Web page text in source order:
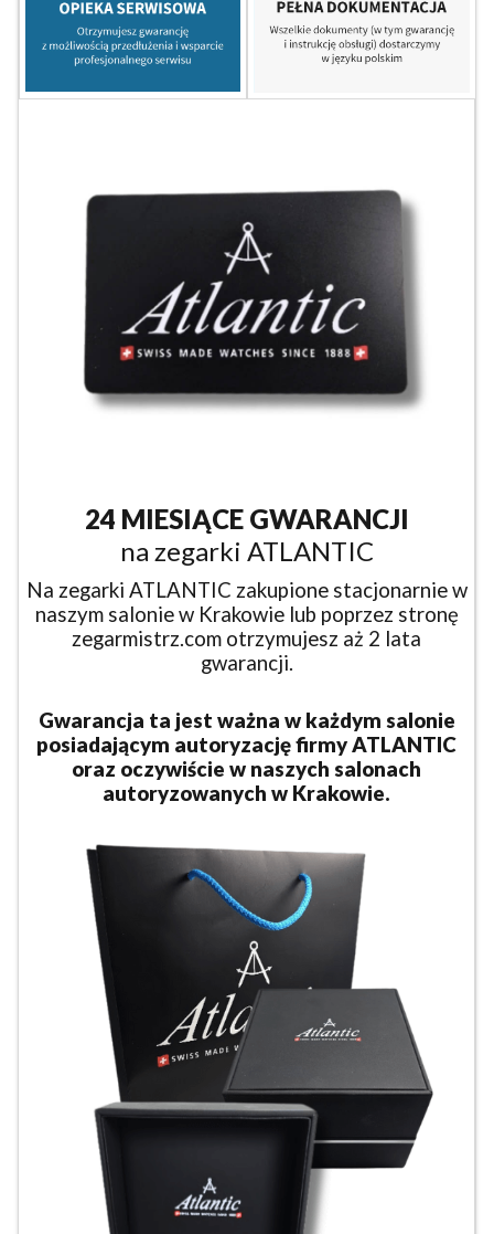
24 MIESIĄCE GWARANCJI
na zegarki ATLANTIC
Na zegarki ATLANTIC zakupione stacjonarnie w
naszym salonie w Krakowie lub poprzez stronę
zegarmistrz.com otrzymujesz aż 2 lata
gwarancji.
Gwarancja ta jest ważna w każdym salonie
posiadającym autoryzację firmy ATLANTIC
oraz oczywiście w naszych salonach
autoryzowanych w Krakowie.